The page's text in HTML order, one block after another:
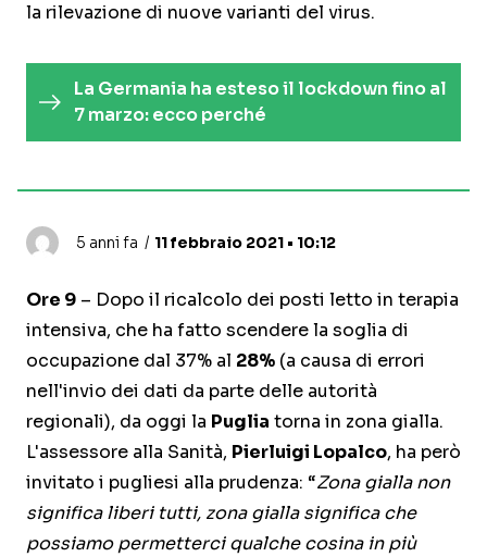
la rilevazione di nuove varianti del virus.
La Germania ha esteso il lockdown fino al
7 marzo: ecco perché
5 anni fa 11 febbraio 2021 • 10:12
Ore 9 – Dopo il ricalcolo dei posti letto in terapia
intensiva, che ha fatto scendere la soglia di
occupazione dal 37% al 28% (a causa di errori
nell'invio dei dati da parte delle autorità
regionali), da oggi la Puglia torna in zona gialla.
L'assessore alla Sanità, Pierluigi Lopalco, ha però
invitato i pugliesi alla prudenza: “Zona gialla non
significa liberi tutti, zona gialla significa che
possiamo permetterci qualche cosina in più